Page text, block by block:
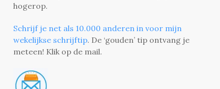
hogerop.
Schrijf je net als 10.000 anderen in voor mijn
wekelijkse schrijftip. De ‘gouden’ tip ontvang je
meteen! Klik op de mail.